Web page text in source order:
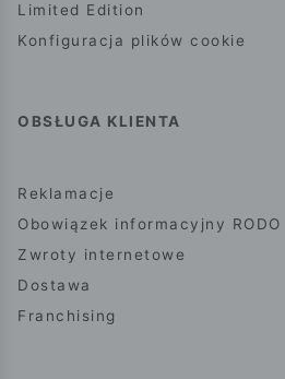
Limited Edition
Konfiguracja plików cookie
OBSŁUGA KLIENTA
Reklamacje
Obowiązek informacyjny RODO
Zwroty internetowe
Dostawa
Franchising